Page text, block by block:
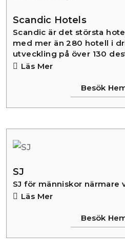
Scandic Hotels
Scandic är det största
med mer än 280 hotell i
utveckling på över 130
Läs Mer
Besök
SJ
SJ för människor närmare
Läs Mer
Besök